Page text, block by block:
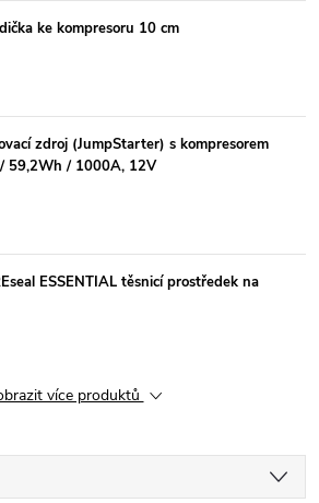
ke kompresoru 10 cm
zdroj (JumpStarter) s kompresorem
59,2Wh / 1000A, 12V
ESSENTIAL těsnicí prostředek na
více produktů